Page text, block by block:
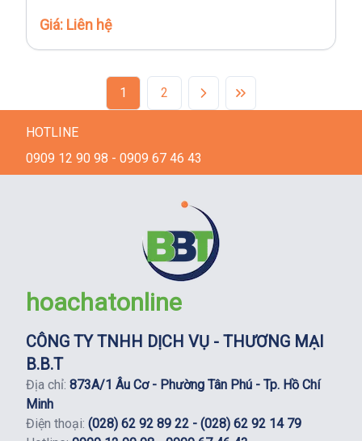
Giá: Liên hệ
1 2
HOTLINE
0909 12 90 98 - 0909 67 46 43
hoachatonline
CÔNG TY TNHH DỊCH VỤ - THƯƠNG MẠI
B.B.T
Địa chỉ: 873A/1 Âu Cơ - Phường Tân Phú - Tp. Hồ Chí
Minh
Điện thoại: (028) 62 92 89 22 - (028) 62 92 14 79